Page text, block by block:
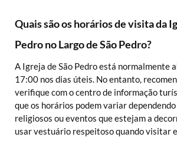
Quais são os horários de visita da
Pedro no Largo de São Pedro?
A Igreja de São Pedro está normalmente
17:00 nos dias úteis. No entanto,
verifique com o centro de informação
que os horários podem variar
religiosos ou eventos que estejam a
usar vestuário respeitoso quando visitar